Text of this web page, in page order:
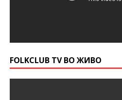
FOLKCLUB TV ВО ЖИВО